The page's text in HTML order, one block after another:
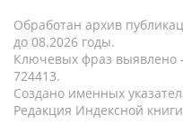
Обработан архив
до 08.2026 годы.
Ключевых фраз выявлено
724413.
Создано именных
Редакция Индексной